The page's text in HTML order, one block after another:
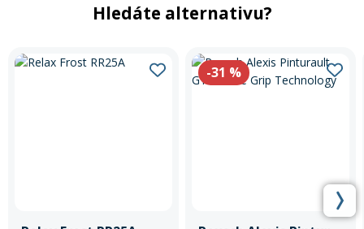
Hledáte alternativu?
-31 %